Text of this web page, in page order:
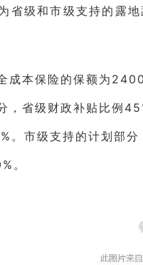
省级和市级支持的露
本保险的保额为
，省级财政补贴比例
。市级支持的计划部
。